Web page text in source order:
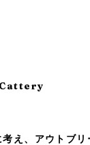
Cattery
え、アウトブリ